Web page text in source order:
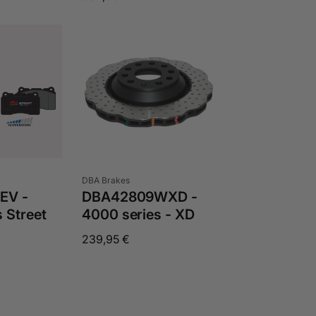
-
Street
Anbieter:
DBA Brakes
DBA42809WXD -
4000 series - XD
Normaler
239,95 €